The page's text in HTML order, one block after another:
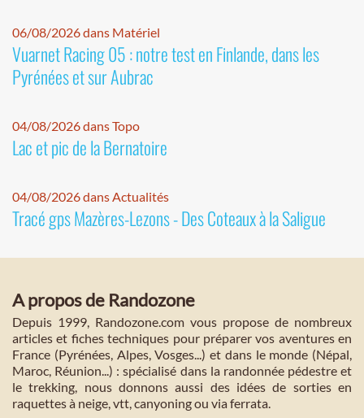
06/08/2026 dans Matériel
Vuarnet Racing 05 : notre test en Finlande, dans les
Pyrénées et sur Aubrac
04/08/2026 dans Topo
Lac et pic de la Bernatoire
04/08/2026 dans Actualités
Tracé gps Mazères-Lezons - Des Coteaux à la Saligue
A propos de Randozone
Depuis 1999, Randozone.com vous propose de nombreux
articles et fiches techniques pour préparer vos aventures en
France (Pyrénées, Alpes, Vosges...) et dans le monde (Népal,
Maroc, Réunion...) : spécialisé dans la randonnée pédestre et
le trekking, nous donnons aussi des idées de sorties en
raquettes à neige, vtt, canyoning ou via ferrata.